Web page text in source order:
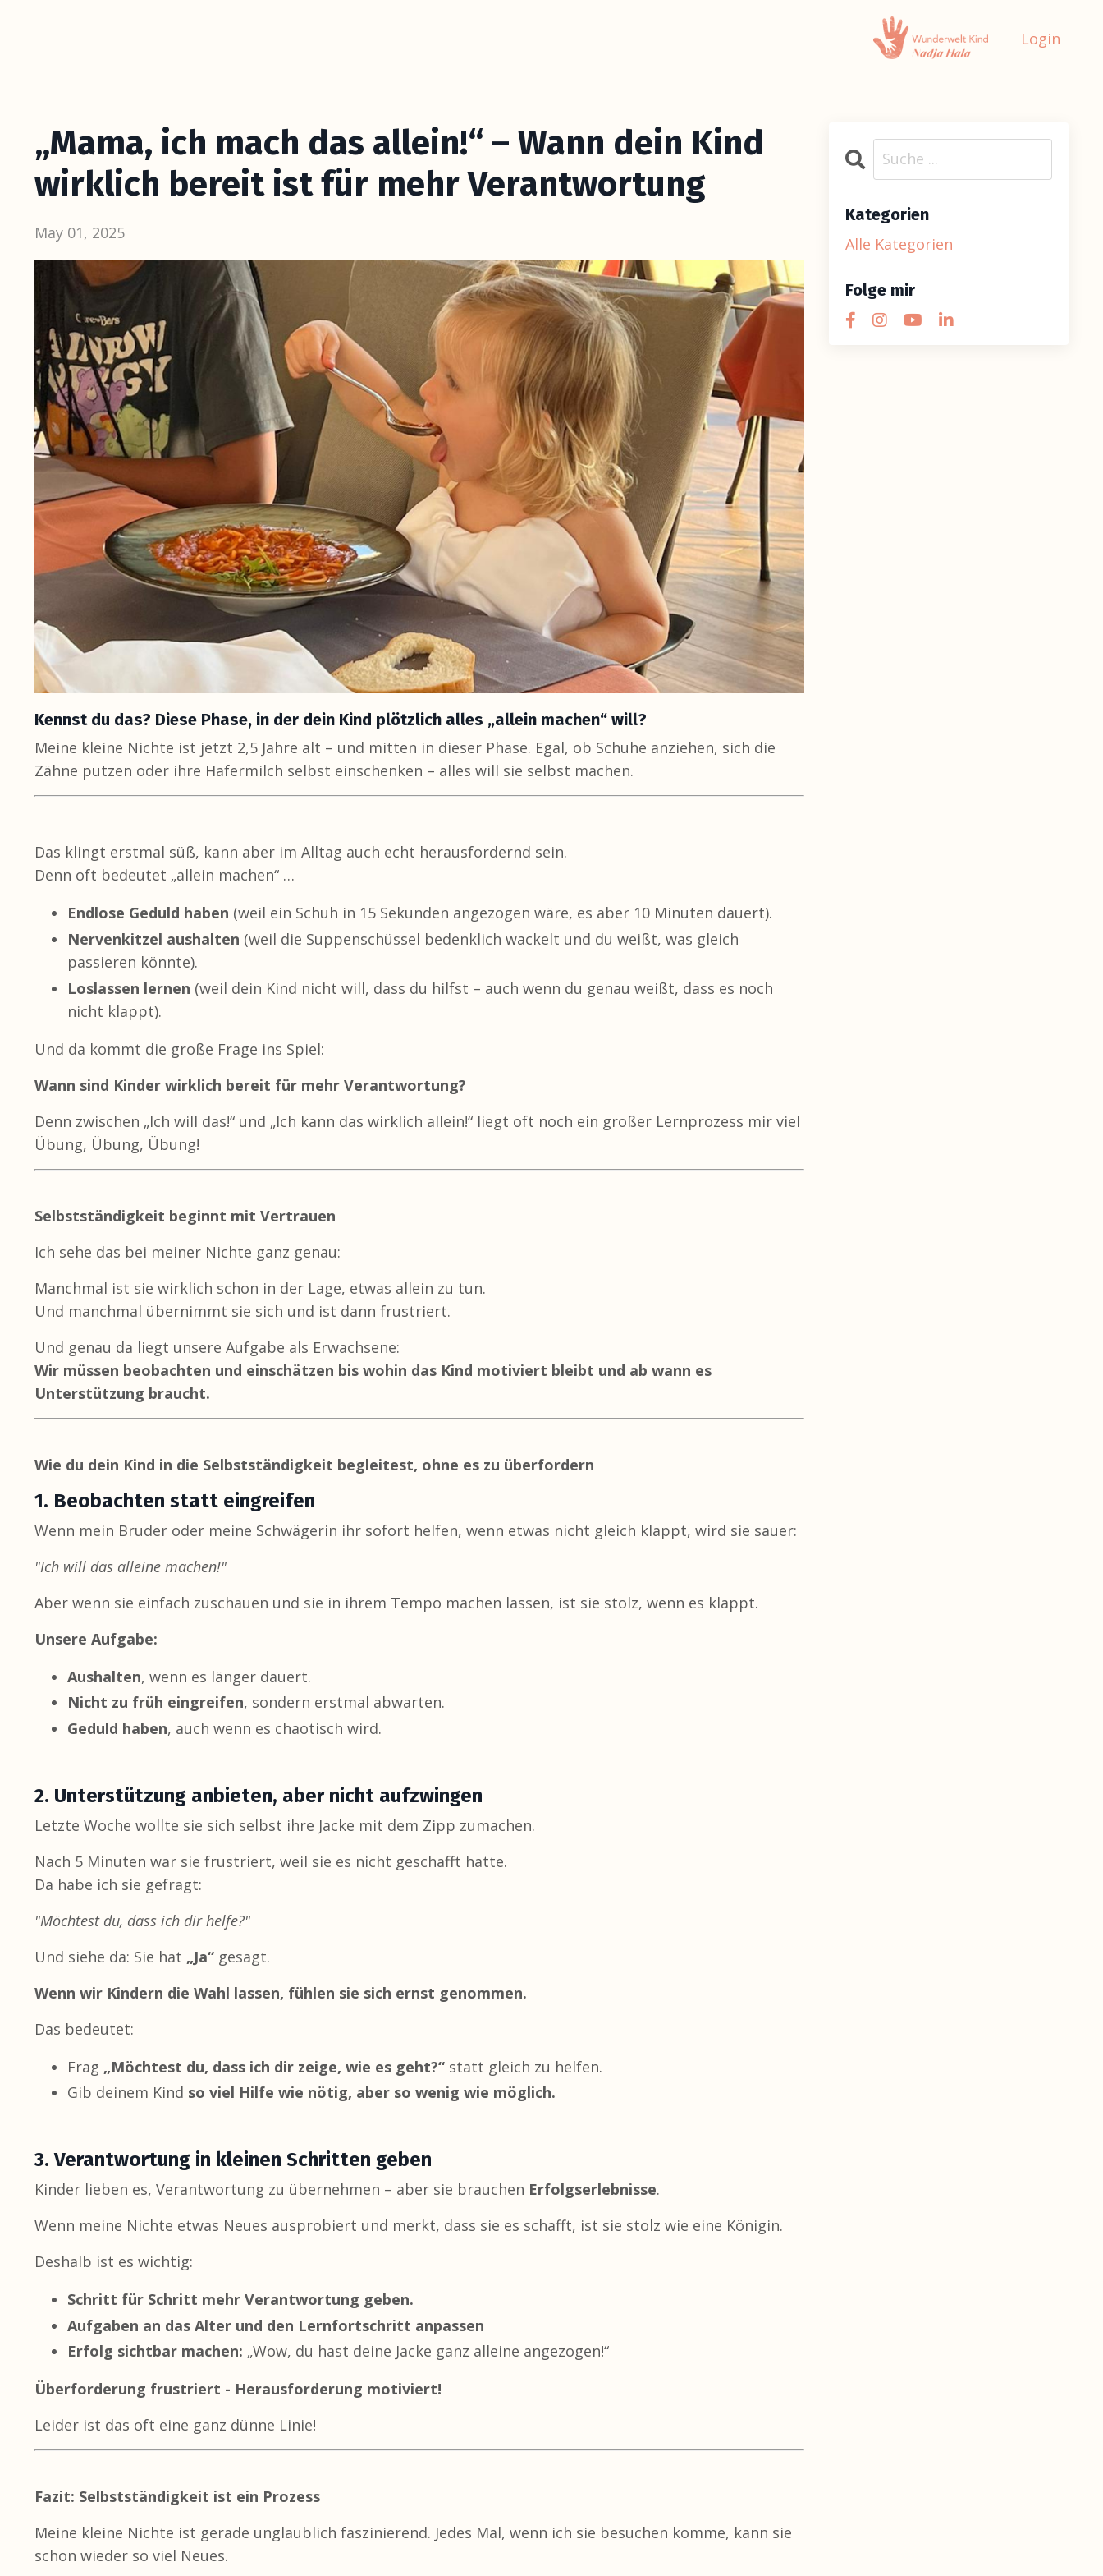
Login
„Mama, ich mach das allein!“ – Wann dein Kind
wirklich bereit ist für mehr Verantwortung
May 01, 2025
Kennst du das? Diese Phase, in der dein Kind plötzlich alles „allein machen“ will?
Meine kleine Nichte ist jetzt 2,5 Jahre alt – und mitten in dieser Phase. Egal, ob Schuhe anziehen, sich die
Zähne putzen oder ihre Hafermilch selbst einschenken – alles will sie selbst machen.
Das klingt erstmal süß, kann aber im Alltag auch echt herausfordernd sein.
Denn oft bedeutet „allein machen“ …
Endlose Geduld haben (weil ein Schuh in 15 Sekunden angezogen wäre, es aber 10 Minuten dauert).
Nervenkitzel aushalten (weil die Suppenschüssel bedenklich wackelt und du weißt, was gleich
passieren könnte).
Loslassen lernen (weil dein Kind nicht will, dass du hilfst – auch wenn du genau weißt, dass es noch
nicht klappt).
Und da kommt die große Frage ins Spiel:
Wann sind Kinder wirklich bereit für mehr Verantwortung?
Denn zwischen „Ich will das!“ und „Ich kann das wirklich allein!“ liegt oft noch ein großer Lernprozess mir viel
Übung, Übung, Übung!
Selbstständigkeit beginnt mit Vertrauen
Ich sehe das bei meiner Nichte ganz genau:
Manchmal ist sie wirklich schon in der Lage, etwas allein zu tun.
Und manchmal übernimmt sie sich und ist dann frustriert.
Und genau da liegt unsere Aufgabe als Erwachsene:
Wir müssen beobachten und einschätzen bis wohin das Kind motiviert bleibt und ab wann es
Unterstützung braucht.
Wie du dein Kind in die Selbstständigkeit begleitest, ohne es zu überfordern
1. Beobachten statt eingreifen
Wenn mein Bruder oder meine Schwägerin ihr sofort helfen, wenn etwas nicht gleich klappt, wird sie sauer:
"Ich will das alleine machen!"
Aber wenn sie einfach zuschauen und sie in ihrem Tempo machen lassen, ist sie stolz, wenn es klappt.
Unsere Aufgabe:
Aushalten, wenn es länger dauert.
Nicht zu früh eingreifen, sondern erstmal abwarten.
Geduld haben, auch wenn es chaotisch wird.
2. Unterstützung anbieten, aber nicht aufzwingen
Letzte Woche wollte sie sich selbst ihre Jacke mit dem Zipp zumachen.
Nach 5 Minuten war sie frustriert, weil sie es nicht geschafft hatte.
Da habe ich sie gefragt:
"Möchtest du, dass ich dir helfe?"
Und siehe da: Sie hat „Ja“ gesagt.
Wenn wir Kindern die Wahl lassen, fühlen sie sich ernst genommen.
Das bedeutet:
Frag „Möchtest du, dass ich dir zeige, wie es geht?“ statt gleich zu helfen.
Gib deinem Kind so viel Hilfe wie nötig, aber so wenig wie möglich.
3. Verantwortung in kleinen Schritten geben
Kinder lieben es, Verantwortung zu übernehmen – aber sie brauchen Erfolgserlebnisse.
Wenn meine Nichte etwas Neues ausprobiert und merkt, dass sie es schafft, ist sie stolz wie eine Königin.
Deshalb ist es wichtig:
Schritt für Schritt mehr Verantwortung geben.
Aufgaben an das Alter und den Lernfortschritt anpassen
Erfolg sichtbar machen: „Wow, du hast deine Jacke ganz alleine angezogen!“
Überforderung frustriert - Herausforderung motiviert!
Leider ist das oft eine ganz dünne Linie!
Fazit: Selbstständigkeit ist ein Prozess
Meine kleine Nichte ist gerade unglaublich faszinierend. Jedes Mal, wenn ich sie besuchen komme, kann sie
schon wieder so viel Neues.
Kategorien
Alle Kategorien
Folge mir